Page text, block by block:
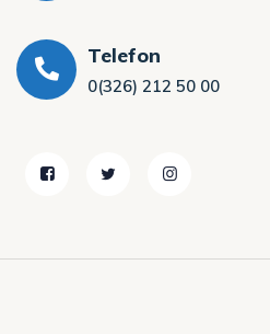
Telefon
0(326) 212 50 00